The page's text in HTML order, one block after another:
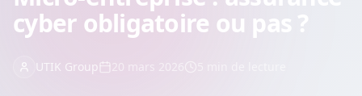
cyber obligatoire ou pas ?
UTIK Group 20 mars 2026